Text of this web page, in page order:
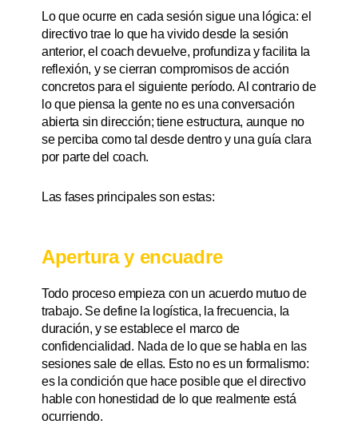
Lo que ocurre en cada sesión sigue una lógica: el
directivo trae lo que ha vivido desde la sesión
anterior, el coach devuelve, profundiza y facilita la
reflexión, y se cierran compromisos de acción
concretos para el siguiente período. Al contrario de
lo que piensa la gente no es una conversación
abierta sin dirección; tiene estructura, aunque no
se perciba como tal desde dentro y una guía clara
por parte del coach.
Las fases principales son estas:
Apertura y encuadre
Todo proceso empieza con un acuerdo mutuo de
trabajo. Se define la logística, la frecuencia, la
duración, y se establece el marco de
confidencialidad. Nada de lo que se habla en las
sesiones sale de ellas. Esto no es un formalismo:
es la condición que hace posible que el directivo
hable con honestidad de lo que realmente está
ocurriendo.